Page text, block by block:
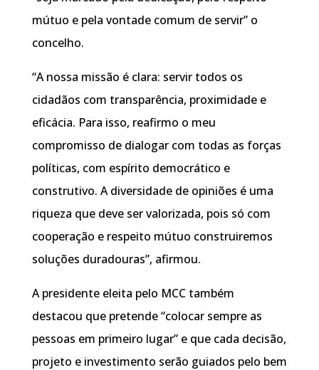
mútuo e pela vontade comum de servir” o
concelho.
“A nossa missão é clara: servir todos os
cidadãos com transparência, proximidade e
eficácia. Para isso, reafirmo o meu
compromisso de dialogar com todas as forças
políticas, com espírito democrático e
construtivo. A diversidade de opiniões é uma
riqueza que deve ser valorizada, pois só com
cooperação e respeito mútuo construiremos
soluções duradouras”, afirmou.
A presidente eleita pelo MCC também
destacou que pretende “colocar sempre as
pessoas em primeiro lugar” e que cada decisão,
projeto e investimento serão guiados pelo bem